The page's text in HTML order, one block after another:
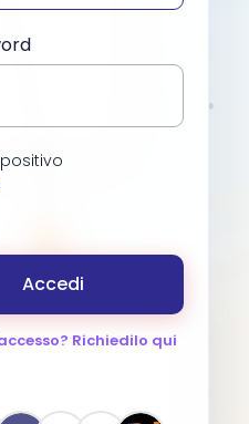
Accedi
Richiedilo qui